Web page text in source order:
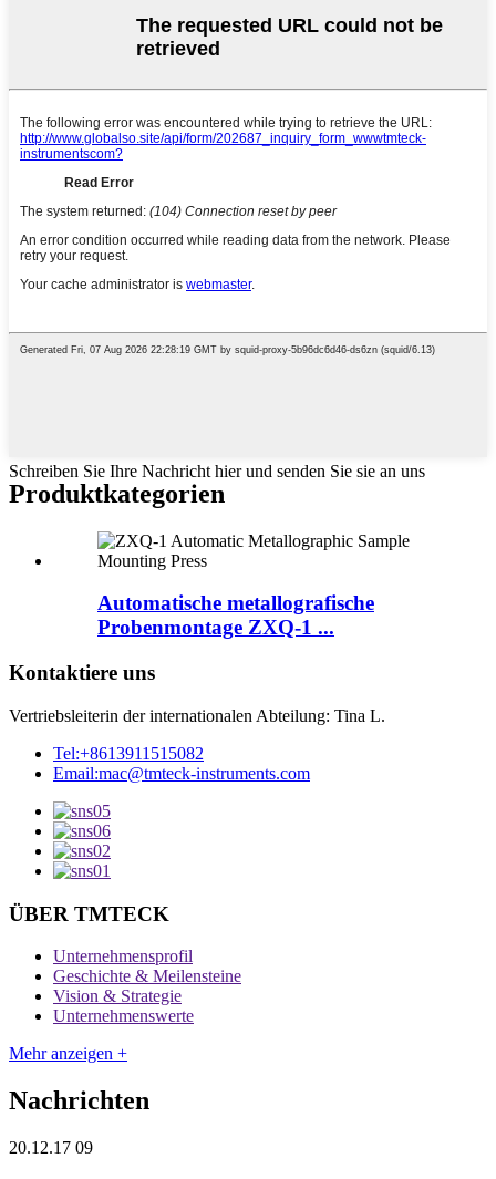
Schreiben Sie Ihre Nachricht hier und senden Sie sie an uns
Produktkategorien
Automatische metallografische
Probenmontage ZXQ-1 ...
Kontaktiere uns
Vertriebsleiterin der internationalen Abteilung: Tina L.
Tel:+8613911515082
Email:mac@tmteck-instruments.com
ÜBER TMTECK
Unternehmensprofil
Geschichte & Meilensteine
Vision & Strategie
Unternehmenswerte
Mehr anzeigen +
Nachrichten
20.12.17 09